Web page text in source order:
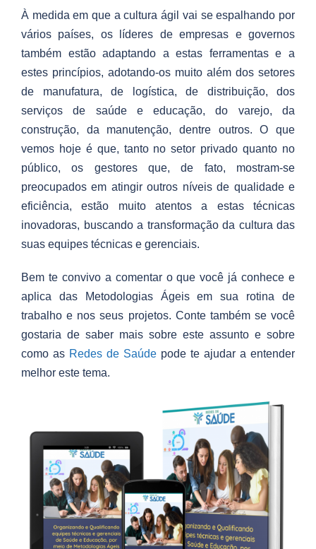
À medida em que a cultura ágil vai se espalhando por
vários países, os líderes de empresas e governos
também estão adaptando a estas ferramentas e a
estes princípios, adotando-os muito além dos setores
de manufatura, de logística, de distribuição, dos
serviços de saúde e educação, do varejo, da
construção, da manutenção, dentre outros. O que
vemos hoje é que, tanto no setor privado quanto no
público, os gestores que, de fato, mostram-se
preocupados em atingir outros níveis de qualidade e
eficiência, estão muito atentos a estas técnicas
inovadoras, buscando a transformação da cultura das
suas equipes técnicas e gerenciais.
Bem te convivo a comentar o que você já conhece e
aplica das Metodologias Ágeis em sua rotina de
trabalho e nos seus projetos. Conte também se você
gostaria de saber mais sobre este assunto e sobre
como as Redes de Saúde pode te ajudar a entender
melhor este tema.